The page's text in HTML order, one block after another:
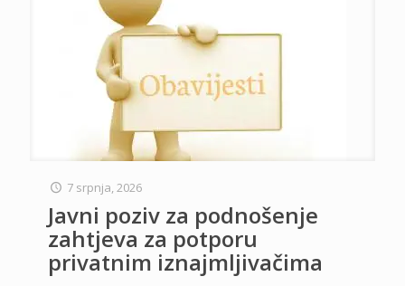
7 srpnja, 2026
Javni poziv za podnošenje
zahtjeva za potporu
privatnim iznajmljivačima